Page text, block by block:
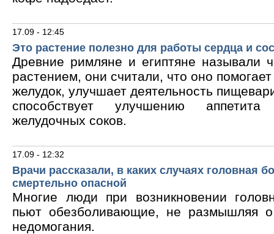
17.09 - 12:45
Это растение полезно для работы сердца и
Древние римляне и египтяне называли
растением, они считали, что оно
желудок, улучшает деятельность
способствует улучшению
желудочных соков.
17.09 - 12:32
Врачи рассказали, в каких случаях головная
смертельно опасной
Многие люди при возникновении
пьют обезболивающие, не размышляя о
недомогания.